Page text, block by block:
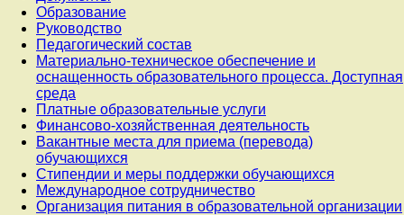
Образование
Руководство
Педагогический состав
Материально-техническое обеспечение и
оснащенность образовательного процесса. Доступная
среда
Платные образовательные услуги
Финансово-хозяйственная деятельность
Вакантные места для приема (перевода)
обучающихся
Стипендии и меры поддержки обучающихся
Международное сотрудничество
Организация питания в образовательной организации